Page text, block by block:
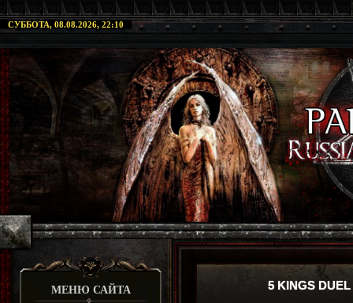
СУББОТА, 08.08.2026, 22:10
МЕНЮ САЙТА 5 KINGS